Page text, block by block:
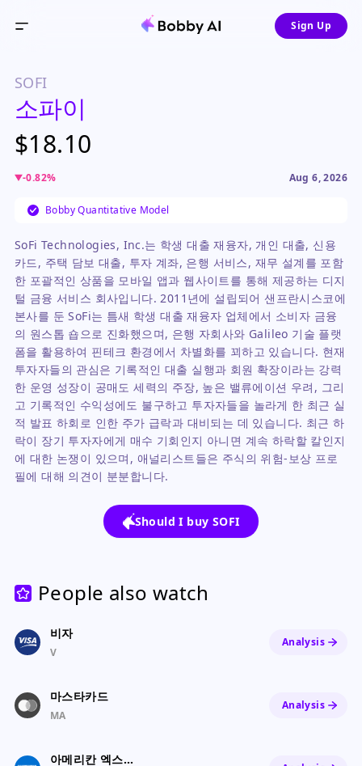
Sign Up
SOFI
소파이
$18.10
-0.82% Aug 6, 2026
Bobby Quantitative Model
SoFi Technologies, Inc.는 학생 대출 재융자, 개인 대출, 신용
카드, 주택 담보 대출, 투자 계좌, 은행 서비스, 재무 설계를 포함
한 포괄적인 상품을 모바일 앱과 웹사이트를 통해 제공하는 디지
털 금융 서비스 회사입니다. 2011년에 설립되어 샌프란시스코에
본사를 둔 SoFi는 틈새 학생 대출 재융자 업체에서 소비자 금융
의 원스톱 숍으로 진화했으며, 은행 자회사와 Galileo 기술 플랫
폼을 활용하여 핀테크 환경에서 차별화를 꾀하고 있습니다. 현재
투자자들의 관심은 기록적인 대출 실행과 회원 확장이라는 강력
한 운영 성장이 공매도 세력의 주장, 높은 밸류에이션 우려, 그리
고 기록적인 수익성에도 불구하고 투자자들을 놀라게 한 최근 실
적 발표 하회로 인한 주가 급락과 대비되는 데 있습니다. 최근 하
락이 장기 투자자에게 매수 기회인지 아니면 계속 하락할 칼인지
에 대한 논쟁이 있으며, 애널리스트들은 주식의 위험-보상 프로
필에 대해 의견이 분분합니다.
Should I buy SOFI
People also watch
비자
V
Analysis
마스타카드
MA
Analysis
아메리칸 엑스프레스